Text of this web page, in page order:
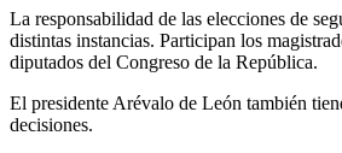
La responsabilidad de las elecciones de
distintas instancias. Participan los
diputados del Congreso de la República.
El presidente Arévalo de León también
decisiones.